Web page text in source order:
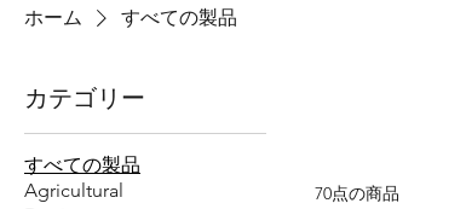
ホーム すべての製品
カテゴリー
すべての製品
Agricultural
70点の商品